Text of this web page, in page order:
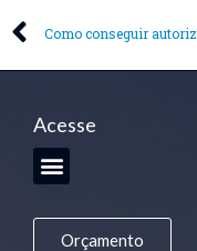
Acesse
Orçamento